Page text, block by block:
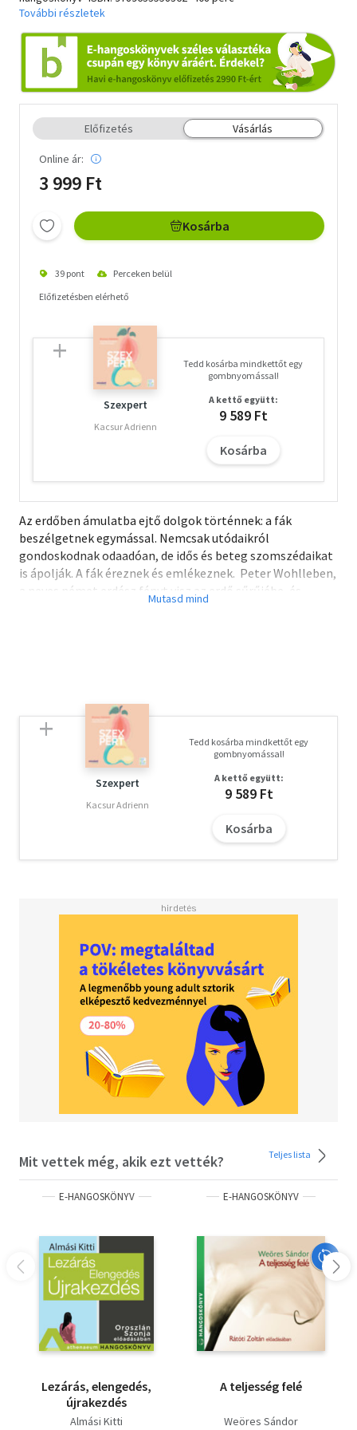
További részletek
Előfizetés Vásárlás
Online ár:
3 999 Ft
Kosárba
39 pont
Perceken belül
Előfizetésben elérhető
Szexpert
Kacsur Adrienn
Tedd kosárba mindkettőt egy
gombnyomással!
A kettő együtt:
9 589 Ft
Kosárba
Az erdőben ámulatba ejtő dolgok történnek: a fák
beszélgetnek egymással. Nemcsak utódaikról
gondoskodnak odaadóan, de idős és beteg szomszédaikat
is ápolják. A fák éreznek és emlékeznek. Peter Wohlleben,
a neves német erdész fényt visz az erdő sűrűjébe, és
Olvasd el mások véleményét is!
Szexpert
Kacsur Adrienn
Tedd kosárba mindkettőt egy
gombnyomással!
A kettő együtt:
9 589 Ft
Kosárba
Mit vettek még, akik ezt vették? Teljes lista
E-HANGOSKÖNYV
Lezárás, elengedés,
újrakezdés
Almási Kitti
E-HANGOSKÖNYV
A teljesség felé
Weöres Sándor